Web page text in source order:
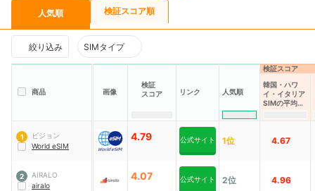
人気順 検証スコア順
絞り込み SIMタイプ
商品 画像
検証
スコア
リンク 人気順
検証スコア
韓国・ハワ
イ・イタリア
SIMの平均料
金の安さ
1
ビジョン
World eSIM
4.79 公式サイト 1位 4.67
2
AIRALO
airalo
4.07 公式サイト 2位 4.96